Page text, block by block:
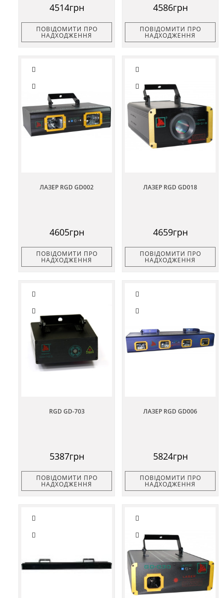
4514грн
ПОВІДОМИТИ ПРО
НАДХОДЖЕННЯ
4586грн
ПОВІДОМИТИ ПРО
НАДХОДЖЕННЯ
ЛАЗЕР RGD GD002
4605грн
ПОВІДОМИТИ ПРО
НАДХОДЖЕННЯ
ЛАЗЕР RGD GD018
4659грн
ПОВІДОМИТИ ПРО
НАДХОДЖЕННЯ
RGD GD-703
5387грн
ПОВІДОМИТИ ПРО
НАДХОДЖЕННЯ
ЛАЗЕР RGD GD006
5824грн
ПОВІДОМИТИ ПРО
НАДХОДЖЕННЯ